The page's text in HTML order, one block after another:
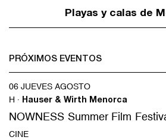
Playas y calas de
PRÓXIMOS EVENTOS
06 JUEVES AGOSTO
H · Hauser & Wirth Menorca
NOWNESS Summer Film
CINE